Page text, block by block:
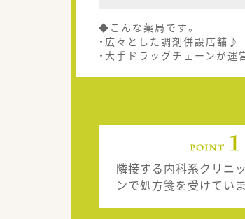
◆こんな薬局です。
・広々とした調剤併設店舗♪
・大手ドラッグチェーンが
隣接する内科系クリニ
ンで処方箋を受けていま